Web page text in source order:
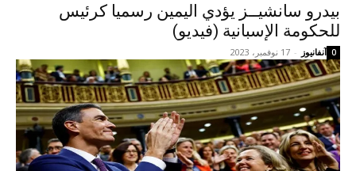
بيدرو سانشيــز يؤدي اليمين رسميا كرئيس
للحكومة الإسبانية (فيديو)
آنفانيوز - 17 نوفمبر، 2023 0